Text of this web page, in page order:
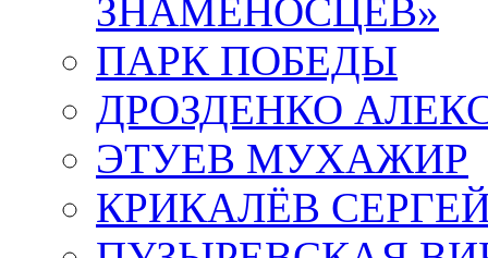
ЗНАМЕНОСЦЕВ»
ПАРК ПОБЕДЫ
ДРОЗДЕНКО
ЭТУЕВ МУХАЖИР
КРИКАЛЁВ